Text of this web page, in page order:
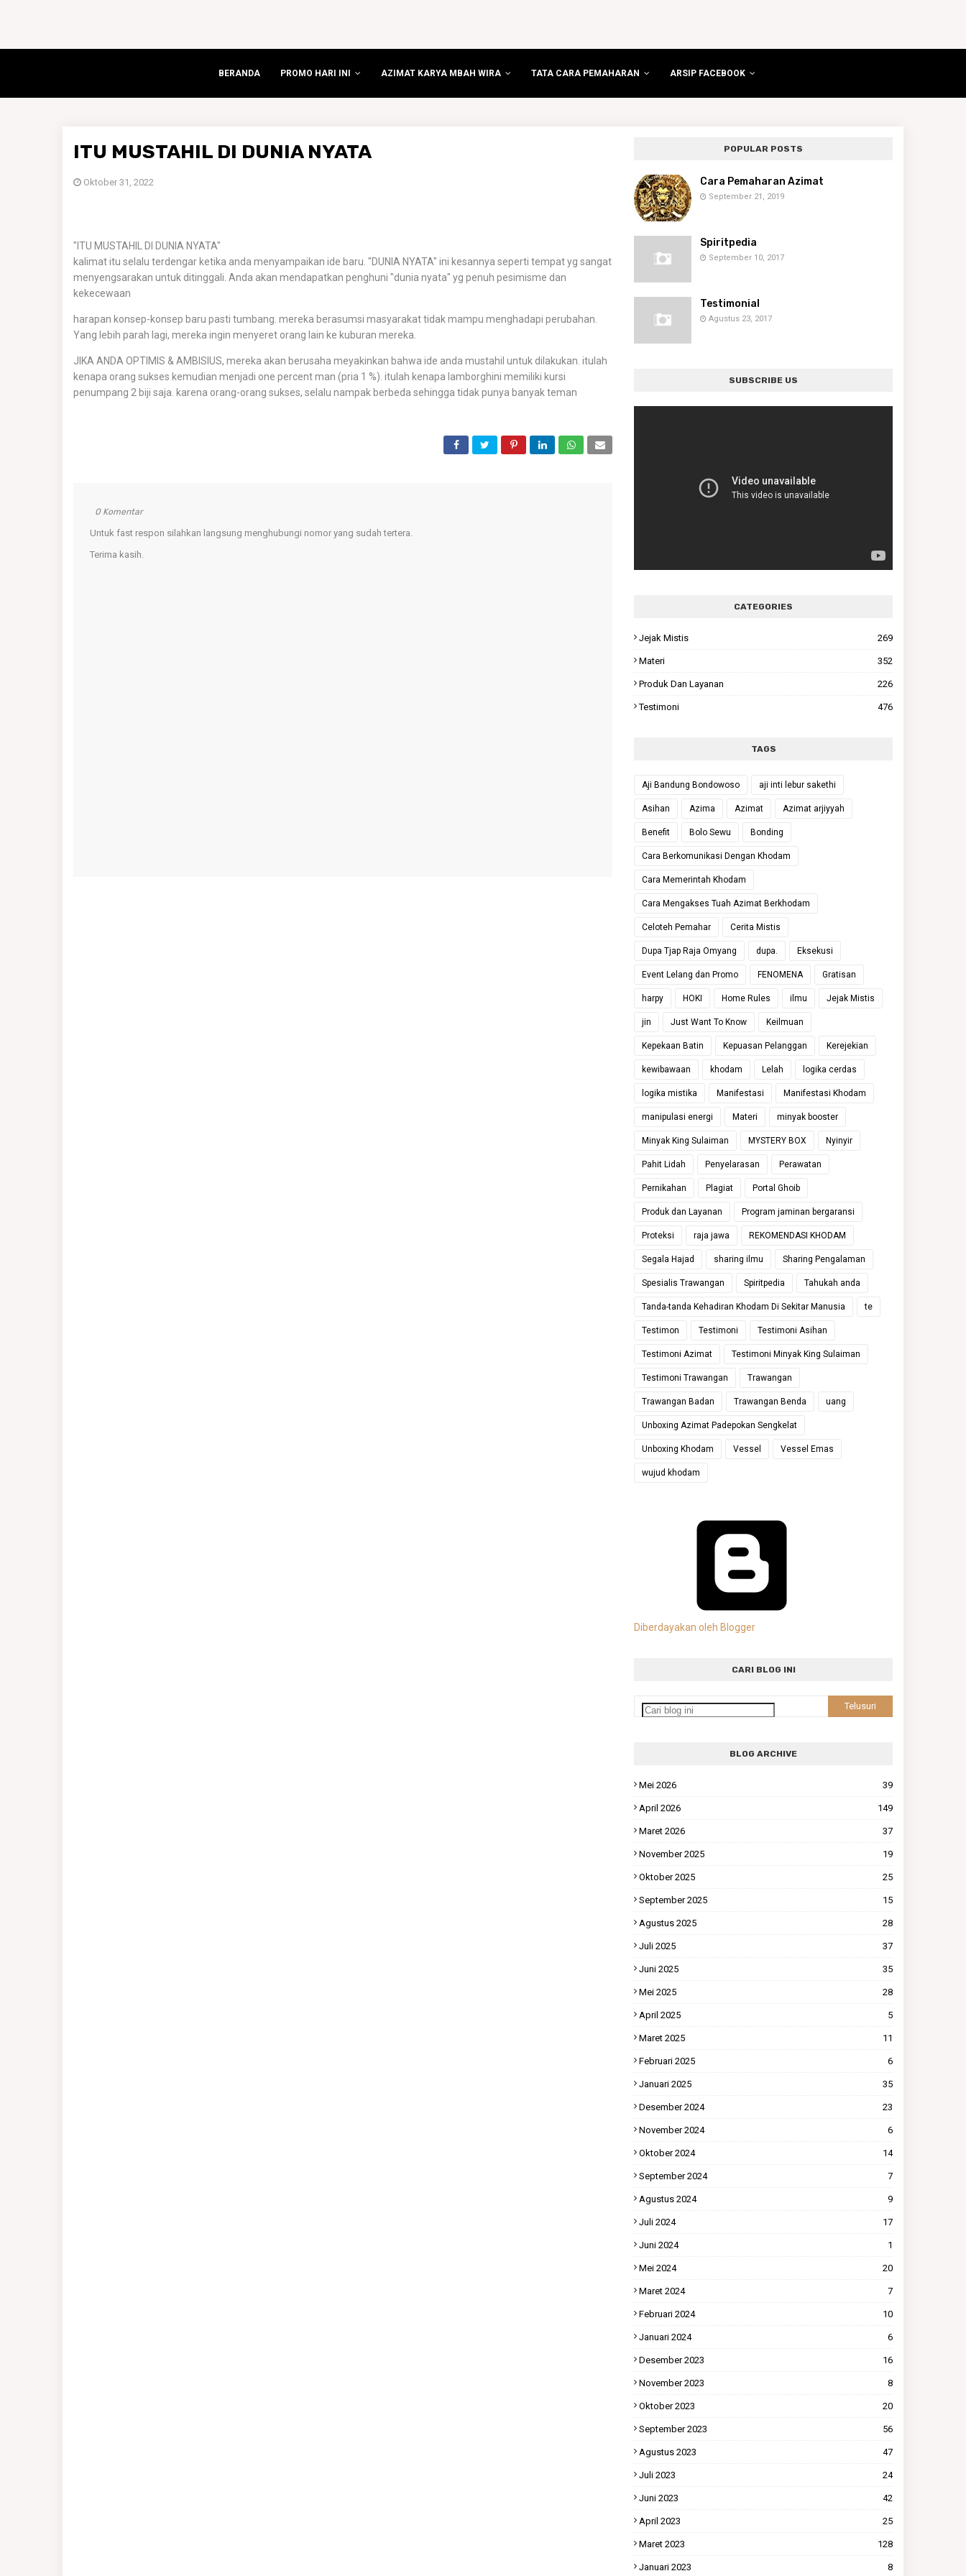
BERANDA PROMO HARI INI AZIMAT KARYA MBAH WIRA TATA CARA PEMAHARAN ARSIP FACEBOOK
ITU MUSTAHIL DI DUNIA NYATA
Oktober 31, 2022
"ITU MUSTAHIL DI DUNIA NYATA"
kalimat itu selalu terdengar ketika anda menyampaikan ide baru. "DUNIA NYATA" ini kesannya seperti tempat yg sangat
menyengsarakan untuk ditinggali. Anda akan mendapatkan penghuni "dunia nyata" yg penuh pesimisme dan
kekecewaan
harapan konsep-konsep baru pasti tumbang. mereka berasumsi masyarakat tidak mampu menghadapi perubahan.
Yang lebih parah lagi, mereka ingin menyeret orang lain ke kuburan mereka.
JIKA ANDA OPTIMIS & AMBISIUS, mereka akan berusaha meyakinkan bahwa ide anda mustahil untuk dilakukan. itulah
kenapa orang sukses kemudian menjadi one percent man (pria 1 %). itulah kenapa lamborghini memiliki kursi
penumpang 2 biji saja. karena orang-orang sukses, selalu nampak berbeda sehingga tidak punya banyak teman
0 Komentar
Untuk fast respon silahkan langsung menghubungi nomor yang sudah tertera.
Terima kasih.
POPULAR POSTS
Cara Pemaharan Azimat
September 21, 2019
Spiritpedia
September 10, 2017
Testimonial
Agustus 23, 2017
SUBSCRIBE US
CATEGORIES
Jejak Mistis 269
Materi 352
Produk Dan Layanan 226
Testimoni 476
TAGS
Aji Bandung Bondowoso aji inti lebur sakethi
Asihan Azima Azimat Azimat arjiyyah
Benefit Bolo Sewu Bonding
Cara Berkomunikasi Dengan Khodam
Cara Memerintah Khodam
Cara Mengakses Tuah Azimat Berkhodam
Celoteh Pemahar Cerita Mistis
Dupa Tjap Raja Omyang dupa. Eksekusi
Event Lelang dan Promo FENOMENA Gratisan
harpy HOKI Home Rules ilmu Jejak Mistis
jin Just Want To Know Keilmuan
Kepekaan Batin Kepuasan Pelanggan Kerejekian
kewibawaan khodam Lelah logika cerdas
logika mistika Manifestasi Manifestasi Khodam
manipulasi energi Materi minyak booster
Minyak King Sulaiman MYSTERY BOX Nyinyir
Pahit Lidah Penyelarasan Perawatan
Pernikahan Plagiat Portal Ghoib
Produk dan Layanan Program jaminan bergaransi
Proteksi raja jawa REKOMENDASI KHODAM
Segala Hajad sharing ilmu Sharing Pengalaman
Spesialis Trawangan Spiritpedia Tahukah anda
Tanda-tanda Kehadiran Khodam Di Sekitar Manusia te
Testimon Testimoni Testimoni Asihan
Testimoni Azimat Testimoni Minyak King Sulaiman
Testimoni Trawangan Trawangan
Trawangan Badan Trawangan Benda uang
Unboxing Azimat Padepokan Sengkelat
Unboxing Khodam Vessel Vessel Emas
wujud khodam
Diberdayakan oleh Blogger
CARI BLOG INI
BLOG ARCHIVE
Mei 2026 39
April 2026 149
Maret 2026 37
November 2025 19
Oktober 2025 25
September 2025 15
Agustus 2025 28
Juli 2025 37
Juni 2025 35
Mei 2025 28
April 2025 5
Maret 2025 11
Februari 2025 6
Januari 2025 35
Desember 2024 23
November 2024 6
Oktober 2024 14
September 2024 7
Agustus 2024 9
Juli 2024 17
Juni 2024 1
Mei 2024 20
Maret 2024 7
Februari 2024 10
Januari 2024 6
Desember 2023 16
November 2023 8
Oktober 2023 20
September 2023 56
Agustus 2023 47
Juli 2023 24
Juni 2023 42
April 2023 25
Maret 2023 128
Januari 2023 8